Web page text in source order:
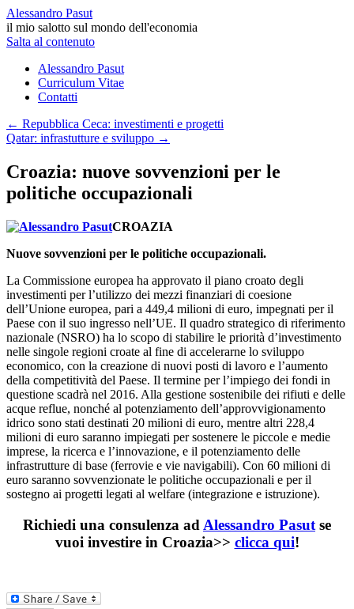
Alessandro Pasut
il mio salotto sul mondo dell'economia
Salta al contenuto
Alessandro Pasut
Curriculum Vitae
Contatti
← Repubblica Ceca: investimenti e progetti
Qatar: infrastutture e sviluppo →
Croazia: nuove sovvenzioni per le
politiche occupazionali
CROAZIA
Nuove sovvenzioni per le politiche occupazionali.
La Commissione europea ha approvato il piano croato degli
investimenti per l’utilizzo dei mezzi finanziari di coesione
dell’Unione europea, pari a 449,4 milioni di euro, impegnati per il
Paese con il suo ingresso nell’UE. Il quadro strategico di riferimento
nazionale (NSRO) ha lo scopo di stabilire le priorità d’investimento
nelle singole regioni croate al fine di accelerarne lo sviluppo
economico, con la creazione di nuovi posti di lavoro e l’aumento
della competitività del Paese. Il termine per l’impiego dei fondi in
questione scadrà nel 2016. Alla gestione sostenibile dei rifiuti e delle
acque reflue, nonché al potenziamento dell’approvvigionamento
idrico sono stati destinati 20 milioni di euro, mentre altri 228,4
milioni di euro saranno impiegati per sostenere le piccole e medie
imprese, la ricerca e l’innovazione, e il potenziamento delle
infrastrutture di base (ferrovie e vie navigabili). Con 60 milioni di
euro saranno sovvenzionate le politiche occupazionali e per il
sostegno ai progetti legati al welfare (integrazione e istruzione).
Richiedi una consulenza ad Alessandro Pasut se
vuoi investire in Croazia>> clicca qui!